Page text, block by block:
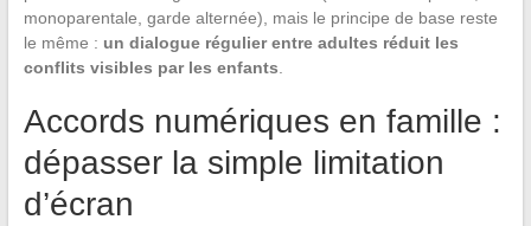
monoparentale, garde alternée), mais le principe de base reste
le même : un dialogue régulier entre adultes réduit les
conflits visibles par les enfants
Accords numériques en famille :
dépasser la simple limitation
d’écran